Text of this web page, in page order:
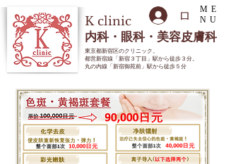
Kclinic
内科・眼科・美容皮膚科
ログイン
ME
NU
東京都新宿区のクリニック 。
都営新宿線「新宿３丁目」駅から徒歩３分。
丸の内線「新宿御苑前」駅から徒歩５分